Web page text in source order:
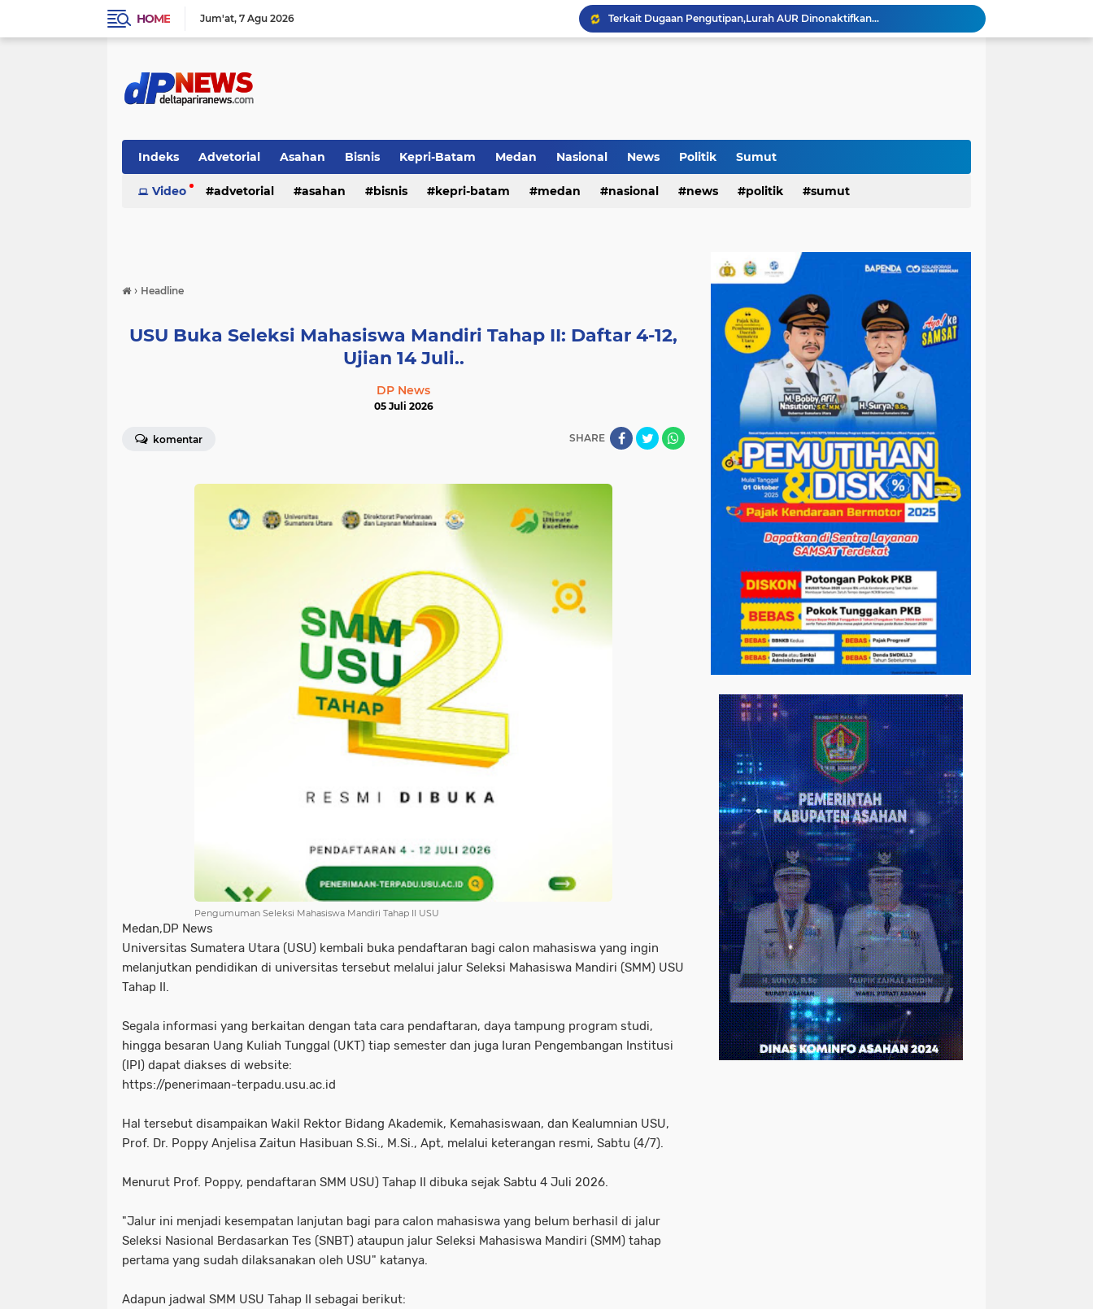
HOME Jum'at 7 Agu 2026 Terkait Dugaan Pengutipan,Lurah AUR Dinonaktifkan...
Raker DPRD Medan di Sibolangit,Wong: Kedepankan Pemikiran Kritik dan Inovatif Berbasis Teknologi...
Indeks Advetorial Asahan Bisnis Kepri-Batam Medan Nasional News Politik Sumut
Video advetorial asahan bisnis kepri-batam medan nasional news politik sumut
› Headline
USU Buka Seleksi Mahasiswa Mandiri Tahap II: Daftar 4-12,
Ujian 14 Juli..
DP News
05 Juli 2026
komentar SHARE
Pengumuman Seleksi Mahasiswa Mandiri Tahap II USU
Medan,DP News
Universitas Sumatera Utara (USU) kembali buka pendaftaran bagi calon mahasiswa yang ingin
melanjutkan pendidikan di universitas tersebut melalui jalur Seleksi Mahasiswa Mandiri (SMM) USU
Tahap II.
Segala informasi yang berkaitan dengan tata cara pendaftaran, daya tampung program studi,
hingga besaran Uang Kuliah Tunggal (UKT) tiap semester dan juga Iuran Pengembangan Institusi
(IPI) dapat diakses di website:
https://penerimaan-terpadu.usu.ac.id
Hal tersebut disampaikan Wakil Rektor Bidang Akademik, Kemahasiswaan, dan Kealumnian USU,
Prof. Dr. Poppy Anjelisa Zaitun Hasibuan S.Si., M.Si., Apt, melalui keterangan resmi, Sabtu (4/7).
Menurut Prof. Poppy, pendaftaran SMM USU) Tahap II dibuka sejak Sabtu 4 Juli 2026.
"Jalur ini menjadi kesempatan lanjutan bagi para calon mahasiswa yang belum berhasil di jalur
Seleksi Nasional Berdasarkan Tes (SNBT) ataupun jalur Seleksi Mahasiswa Mandiri (SMM) tahap
pertama yang sudah dilaksanakan oleh USU" katanya.
Adapun jadwal SMM USU Tahap II sebagai berikut: